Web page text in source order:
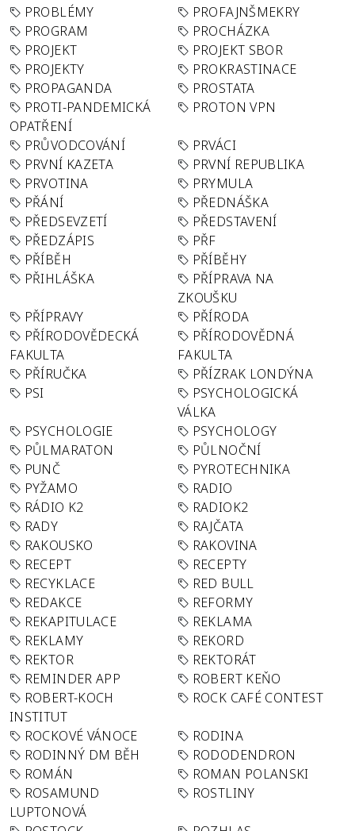
PROBLÉMY
PROFAJNŠMEKRY
PROGRAM
PROCHÁZKA
PROJEKT
PROJEKT SBOR
PROJEKTY
PROKRASTINACE
PROPAGANDA
PROSTATA
PROTI-PANDEMICKÁ
OPATŘENÍ
PROTON VPN
PRŮVODCOVÁNÍ
PRVÁCI
PRVNÍ KAZETA
PRVNÍ REPUBLIKA
PRVOTINA
PRYMULA
PŘÁNÍ
PŘEDNÁŠKA
PŘEDSEVZETÍ
PŘEDSTAVENÍ
PŘEDZÁPIS
PŘF
PŘÍBĚH
PŘÍBĚHY
PŘIHLÁŠKA
PŘÍPRAVA NA
ZKOUŠKU
PŘÍPRAVY
PŘÍRODA
PŘÍRODOVĚDECKÁ
FAKULTA
PŘÍRODOVĚDNÁ
FAKULTA
PŘÍRUČKA
PŘÍZRAK LONDÝNA
PSI
PSYCHOLOGICKÁ
VÁLKA
PSYCHOLOGIE
PSYCHOLOGY
PŮLMARATON
PŮLNOČNÍ
PUNČ
PYROTECHNIKA
PYŽAMO
RADIO
RÁDIO K2
RADIOK2
RADY
RAJČATA
RAKOUSKO
RAKOVINA
RECEPT
RECEPTY
RECYKLACE
RED BULL
REDAKCE
REFORMY
REKAPITULACE
REKLAMA
REKLAMY
REKORD
REKTOR
REKTORÁT
REMINDER APP
ROBERT KEŇO
ROBERT-KOCH
INSTITUT
ROCK CAFÉ CONTEST
ROCKOVÉ VÁNOCE
RODINA
RODINNÝ DM BĚH
RODODENDRON
ROMÁN
ROMAN POLANSKI
ROSAMUND
LUPTONOVÁ
ROSTLINY